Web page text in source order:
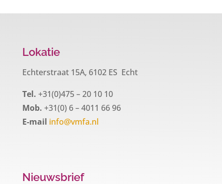
Lokatie
Echterstraat 15A, 6102 ES Echt
Tel. +31(0)475 – 20 10 10
Mob. +31(0) 6 – 4011 66 96
E-mail info@vmfa.nl
Nieuwsbrief